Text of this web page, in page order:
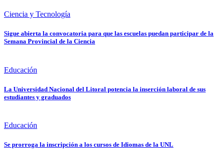
Ciencia y Tecnología
Sigue abierta la convocatoria para que las escuelas puedan participar de la
Semana Provincial de la Ciencia
Educación
La Universidad Nacional del Litoral potencia la inserción laboral de sus
estudiantes y graduados
Educación
Se prorroga la inscripción a los cursos de Idiomas de la UNL